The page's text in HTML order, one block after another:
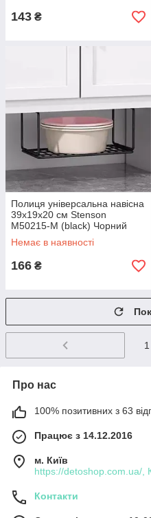
143 ₴
Полиця універсальна навісна
39х19х20 см Stenson
М50215-М (black) Чорний
Немає в наявності
166 ₴
1
Про нас
100% позитивних з 63
Працює з 14.12.2016
м. Київ
https://detoshop.com.ua/,
Контакти